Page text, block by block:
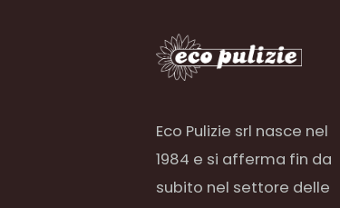
Eco Pulizie srl nasce nel
1984 e si afferma fin da
subito nel settore delle